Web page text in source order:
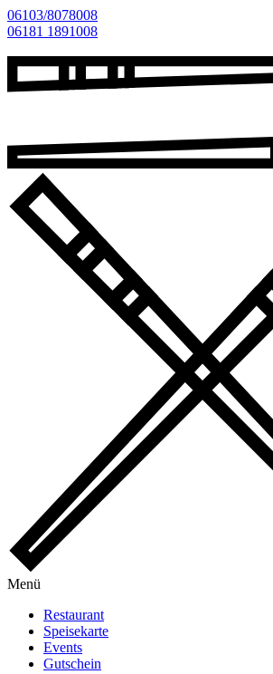
06103/8078008
06181 1891008
Menü
Restaurant
Speisekarte
Events
Gutschein